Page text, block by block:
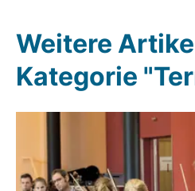
Weitere
Kategorie